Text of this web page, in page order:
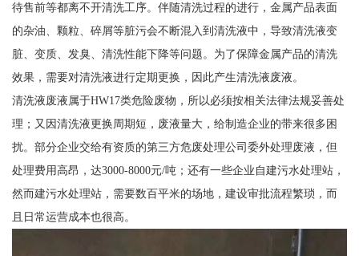
待售前等都离不开清洗工序。伴随清洗过程的进行，金属产品表面
的杂油、颗粒、碎屑等脏污会不断混入到清洗液中，导致清洗液变
脏、变质、发臭、清洗性能下降等问题。为了保障金属产品的清洗
效果，需要对清洗液进行定期更换，因此产生清洗液废液。
清洗液废液属于HW17类危险废物，所以必须按相关法律法规妥善处
理；又因清洗液更换周期短，废液量大，给制造企业的带来很多困
扰。部分企业交给有资质的第三方危废处理公司委外处理废液，但
处理费用高昂，达3000-8000元/吨；还有一些企业自建污水处理站，
然而建污水处理站，需要数百平米的场地，建设审批流程繁琐，而
且日常运营成本也很高。